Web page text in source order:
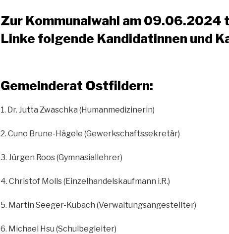
Zur Kommunalwahl am 09.06.2024
Linke folgende Kandidatinnen und
Gemeinderat Ostfildern:
1. Dr. Jutta Zwaschka (Humanmedizinerin)
2. Cuno Brune-Hägele (Gewerkschaftssekretär)
3. Jürgen Roos (Gymnasiallehrer)
4. Christof Molls (Einzelhandelskaufmann i.R.)
5. Martin Seeger-Kubach (Verwaltungsangestellter)
6. Michael Hsu (Schulbegleiter)